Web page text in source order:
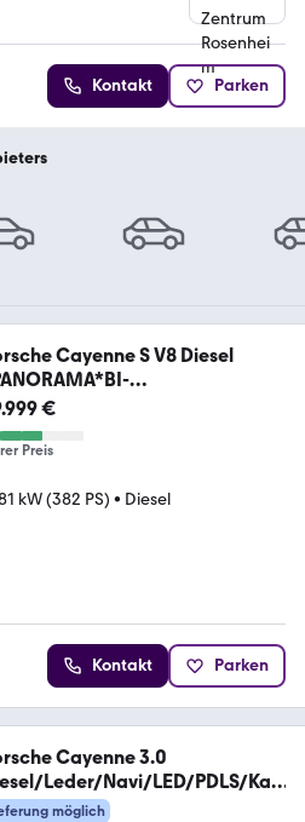
Kontakt Parken
Cayenne S V8 Diesel
€
Preis
kW (382 PS) • Diesel
Kontakt Parken
Cayenne 3.0
Leder/Navi/LED/PDLS/Ka
möglich